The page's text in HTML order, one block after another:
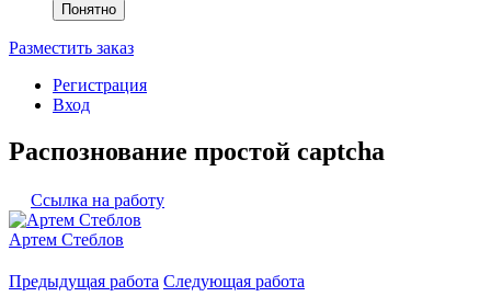
Понятно
Разместить заказ
Регистрация
Вход
Распознование простой captcha
Ссылка на работу
Артем Стеблов
Предыдущая работа Следующая работа